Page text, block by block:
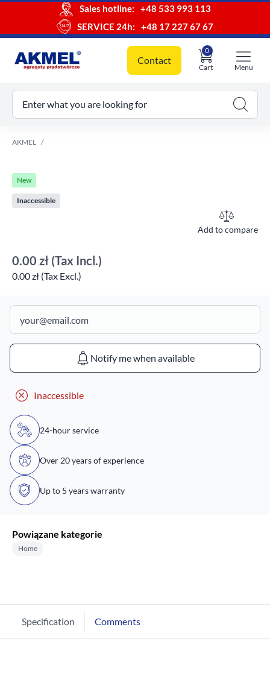
Sales hotline:
+48 533 993 113
SERVICE 24h:
+48 17 227 67 67
Contact
Cart
0
cart
Menu
Enter what you are looking for
AKMEL
New
Inaccessible
Add to compare
0.00 zł (Tax Incl.)
0.00 zł (Tax Excl.)
Notify me when available
Inaccessible
24-hour service
Over 20 years of experience
Up to 5 years warranty
Powiązane kategorie
Home
Specification Comments